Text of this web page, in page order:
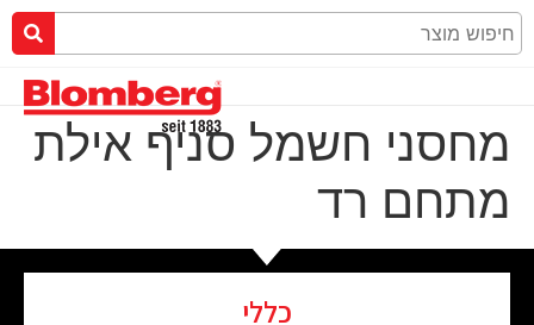
מחסני חשמל סניף אילת
מתחם רד
כללי